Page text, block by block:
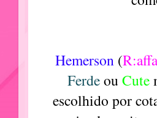
Hemerson (
FerdeouCute
escolhido por